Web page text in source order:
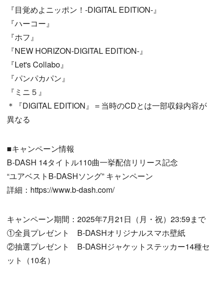
『目覚めよニッポン！-DIGITAL EDITION-』
『ハーコー』
『ホフ』
『NEW HORIZON-DIGITAL EDITION-』
『Let's Collabo』
『パンパカパン』
『ミニ５』
＊『DIGITAL EDITION』＝当時のCDとは一部収録内容が
異なる
■キャンペーン情報
B-DASH 14タイトル110曲一挙配信リリース記念
“ユアベストB-DASHソング” キャンペーン
詳細：https://www.b-dash.com/
キャンペーン期間：2025年7月21日（月・祝）23:59まで
①全員プレゼント B-DASHオリジナルスマホ壁紙
②抽選プレゼント B-DASHジャケットステッカー14種セ
ット（10名）